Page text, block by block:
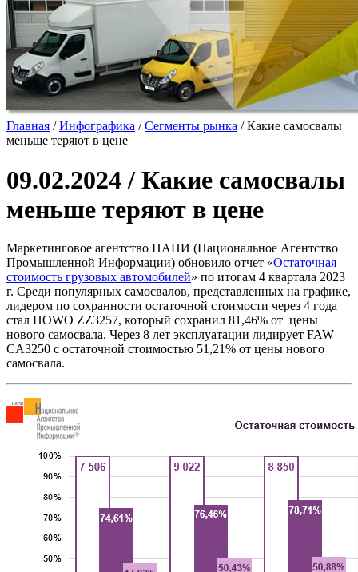
Главная /Инфографика /Сегменты рынка /Какие самосвалы
меньше теряют в цене
09.02.2024 / Какие самосвалы
меньше теряют в цене
Маркетинговое агентство НАПИ (Национальное Агентство
Промышленной Информации) обновило отчет «Остаточная
стоимость грузовых автомобилей» по итогам 4 квартала 2023
г. Среди популярных самосвалов, представленных на графике,
лидером по сохранности остаточной стоимости через 4 года
стал HOWO ZZ3257, который сохранил 81,46% от цены
нового самосвала. Через 8 лет эксплуатации лидирует FAW
CA3250 с остаточной стоимостью 51,21% от цены нового
самосвала.